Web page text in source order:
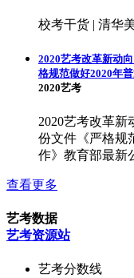
校考干货 | 清华
2020艺考改革新动
格规范做好2020年
2020艺考
2020艺考改革新
份文件《严格规
作》教育部最新
查看更多
艺考数据
艺考资源站
艺考分数线